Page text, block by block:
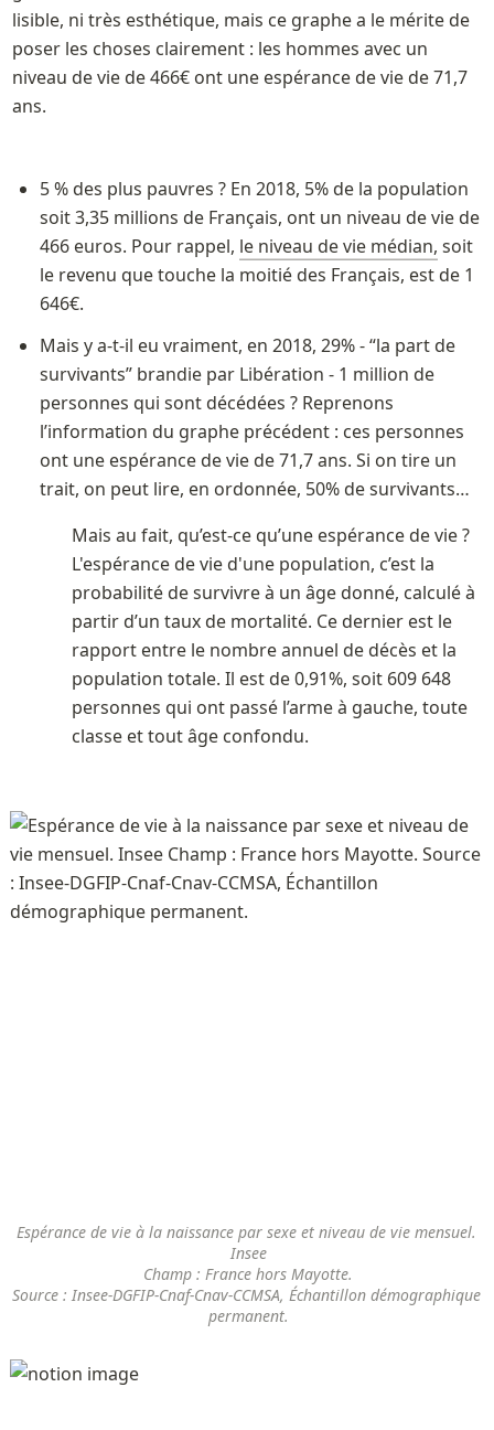
lisible, ni très esthétique, mais ce graphe a le mérite de
poser les choses clairement : les hommes avec un
niveau de vie de 466€ ont une espérance de vie de 71,7
ans.
5 % des plus pauvres ? En 2018, 5% de la population
soit 3,35 millions de Français, ont un niveau de vie de
466 euros. Pour rappel, le niveau de vie médian, soit
le revenu que touche la moitié des Français, est de 1
646€.
Mais y a-t-il eu vraiment, en 2018, 29% - “la part de
survivants” brandie par Libération - 1 million de
personnes qui sont décédées ? Reprenons
l’information du graphe précédent : ces personnes
ont une espérance de vie de 71,7 ans. Si on tire un
trait, on peut lire, en ordonnée, 50% de survivants…
Mais au fait, qu’est-ce qu’une espérance de vie ?
L'espérance de vie d'une population, c’est la
probabilité de survivre à un âge donné, calculé à
partir d’un taux de mortalité. Ce dernier est le
rapport entre le nombre annuel de décès et la
population totale. Il est de 0,91%, soit 609 648
personnes qui ont passé l’arme à gauche, toute
classe et tout âge confondu.
Espérance de vie à la naissance par sexe et niveau de vie mensuel.
Insee
Champ : France hors Mayotte.
Source : Insee-DGFIP-Cnaf-Cnav-CCMSA, Échantillon démographique
permanent.